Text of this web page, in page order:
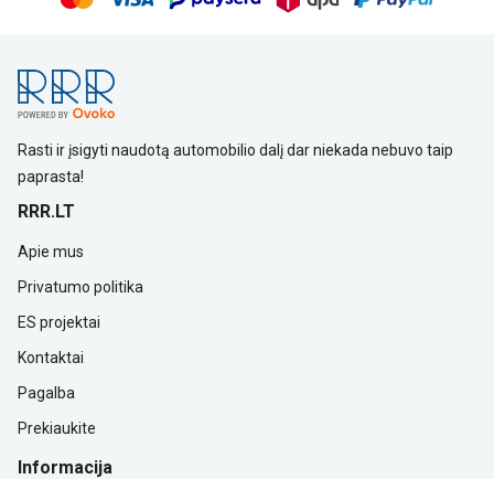
Rasti ir įsigyti naudotą automobilio dalį dar niekada nebuvo taip
paprasta!
RRR.LT
Apie mus
Privatumo politika
ES projektai
Kontaktai
Pagalba
Prekiaukite
Informacija